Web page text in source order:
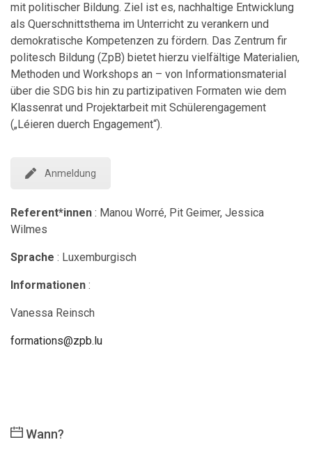
mit politischer Bildung. Ziel ist es, nachhaltige Entwicklung
als Querschnittsthema im Unterricht zu verankern und
demokratische Kompetenzen zu fördern. Das Zentrum fir
politesch Bildung (ZpB) bietet hierzu vielfältige Materialien,
Methoden und Workshops an – von Informationsmaterial
über die SDG bis hin zu partizipativen Formaten wie dem
Klassenrat und Projektarbeit mit Schülerengagement
(„Léieren duerch Engagement“).
Anmeldung
Referent*innen : Manou Worré, Pit Geimer, Jessica
Wilmes
Sprache : Luxemburgisch
Informationen :
Vanessa Reinsch
formations@zpb.lu
Wann?